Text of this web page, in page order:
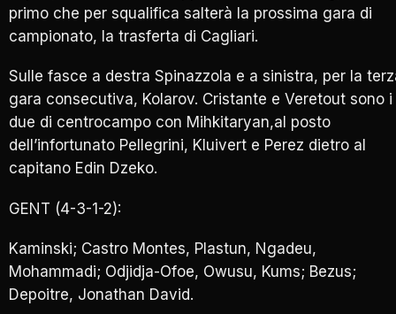
primo che per squalifica salterà la prossima gara di
campionato, la trasferta di Cagliari.
Sulle fasce a destra Spinazzola e a sinistra, per la
gara consecutiva, Kolarov. Cristante e Veretout sono i
due di centrocampo con Mihkitaryan,al posto
dell’infortunato Pellegrini, Kluivert e Perez dietro al
capitano Edin Dzeko.
GENT (4-3-1-2):
Kaminski; Castro Montes, Plastun, Ngadeu,
Mohammadi; Odjidja-Ofoe, Owusu, Kums; Bezus;
Depoitre, Jonathan David.